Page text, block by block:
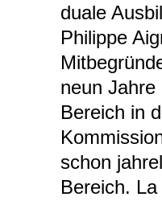
duale
Philippe
neun
Bereich in
schon
Bereich.